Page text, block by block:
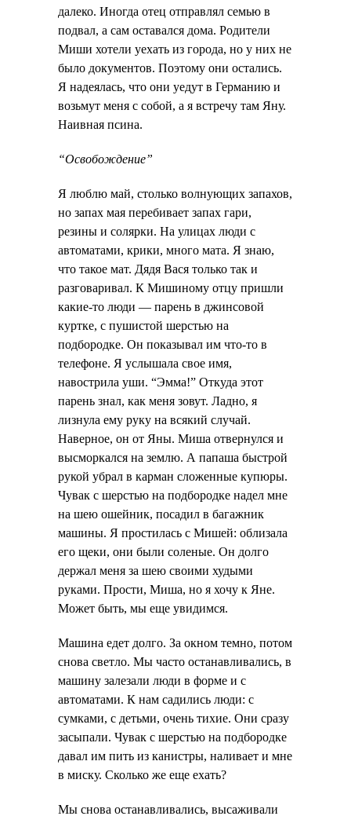
далеко. Иногда отец отправлял семью в
подвал, а сам оставался дома. Родители
Миши хотели уехать из города, но у них не
было документов. Поэтому они остались.
Я надеялась, что они уедут в Германию и
возьмут меня с собой, а я встречу там Яну.
Наивная псина.
“Освобождение”
Я люблю май, столько волнующих запахов,
но запах мая перебивает запах гари,
резины и солярки. На улицах люди с
автоматами, крики, много мата. Я знаю,
что такое мат. Дядя Вася только так и
разговаривал. К Мишиному отцу пришли
какие-то люди — парень в джинсовой
куртке, с пушистой шерстью на
подбородке. Он показывал им что-то в
телефоне. Я услышала свое имя,
навострила уши. “Эмма!” Откуда этот
парень знал, как меня зовут. Ладно, я
лизнула ему руку на всякий случай.
Наверное, он от Яны. Миша отвернулся и
высморкался на землю. А папаша быстрой
рукой убрал в карман сложенные купюры.
Чувак с шерстью на подбородке надел мне
на шею ошейник, посадил в багажник
машины. Я простилась с Мишей: облизала
его щеки, они были соленые. Он долго
держал меня за шею своими худыми
руками. Прости, Миша, но я хочу к Яне.
Может быть, мы еще увидимся.
Машина едет долго. За окном темно, потом
снова светло. Мы часто останавливались, в
машину залезали люди в форме и с
автоматами. К нам садились люди: с
сумками, с детьми, очень тихие. Они сразу
засыпали. Чувак с шерстью на подбородке
давал им пить из канистры, наливает и мне
в миску. Сколько же еще ехать?
Мы снова останавливались, высаживали